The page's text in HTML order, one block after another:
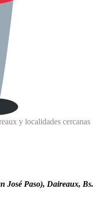
y localidades cercanas
José Paso), Daireaux, Bs.